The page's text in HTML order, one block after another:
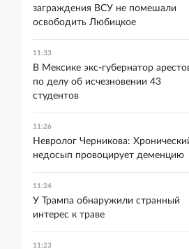
заграждения ВСУ не помешали
освободить Любицкое
11:33
В Мексике экс-губернатор
по делу об исчезновении 43
студентов
11:26
Невролог Черникова:
недосып провоцирует деменцию
11:24
У Трампа обнаружили странный
интерес к траве
11:23